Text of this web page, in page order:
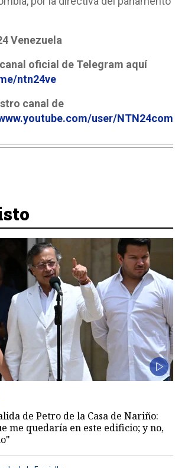
Venezuela
oficial de Telegram aquí
ntn24ve
canal de
user/NTN24com
de Petro de la Casa de Nariño:
me quedaría en este edificio; y no,